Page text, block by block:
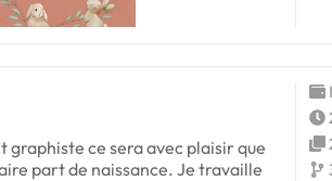
graphiste ce sera avec plaisir que
part de naissance. Je travaille